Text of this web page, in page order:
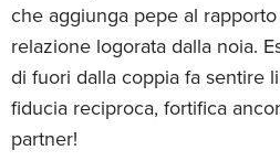
che aggiunga pepe al
relazione logorata dalla noia.
di fuori dalla coppia fa sentire
fiducia reciproca, fortifica
partner!